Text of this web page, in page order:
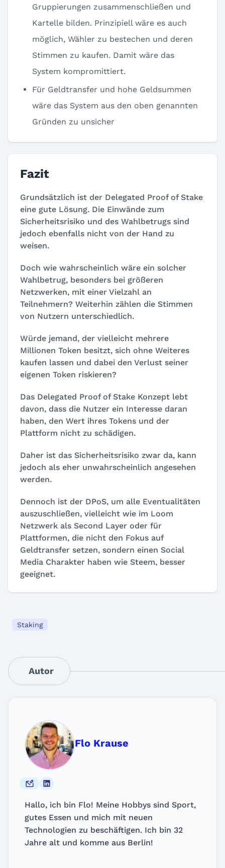
Gruppierungen zusammenschließen und
Kartelle bilden. Prinzipiell wäre es auch
möglich, Wähler zu bestechen und deren
Stimmen zu kaufen. Damit wäre das
System kompromittiert.
Für Geldtransfer und hohe Geldsummen
wäre das System aus den oben genannten
Gründen zu unsicher
Fazit
Grundsätzlich ist der Delegated Proof of Stake
eine gute Lösung. Die Einwände zum
Sicherheitsrisiko und des Wahlbetrugs sind
jedoch ebenfalls nicht von der Hand zu
weisen.
Doch wie wahrscheinlich wäre ein solcher
Wahlbetrug, besonders bei größeren
Netzwerken, mit einer Vielzahl an
Teilnehmern? Weiterhin zählen die Stimmen
von Nutzern unterschiedlich.
Würde jemand, der vielleicht mehrere
Millionen Token besitzt, sich ohne Weiteres
kaufen lassen und dabei den Verlust seiner
eigenen Token riskieren?
Das Delegated Proof of Stake Konzept lebt
davon, dass die Nutzer ein Interesse daran
haben, den Wert ihres Tokens und der
Plattform nicht zu schädigen.
Daher ist das Sicherheitsrisiko zwar da, kann
jedoch als eher unwahrscheinlich angesehen
werden.
Dennoch ist der DPoS, um alle Eventualitäten
auszuschließen, vielleicht wie im Loom
Netzwerk als Second Layer oder für
Plattformen, die nicht den Fokus auf
Geldtransfer setzen, sondern einen Social
Media Charakter haben wie Steem, besser
geeignet.
Staking
Autor
Flo Krause
Hallo, ich bin Flo! Meine Hobbys sind Sport,
gutes Essen und mich mit neuen
Technologien zu beschäftigen. Ich bin 32
Jahre alt und komme aus Berlin!